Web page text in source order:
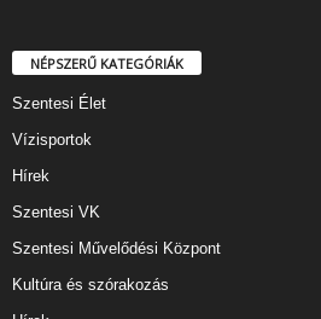
NÉPSZERŰ KATEGÓRIÁK
Szentesi Élet
Vízisportok
Hírek
Szentesi VK
Szentesi Művelődési Központ
Kultúra és szórakozás